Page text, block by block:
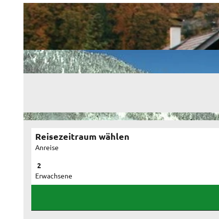
Reisezeitraum wählen
Anreise
Erwachsene